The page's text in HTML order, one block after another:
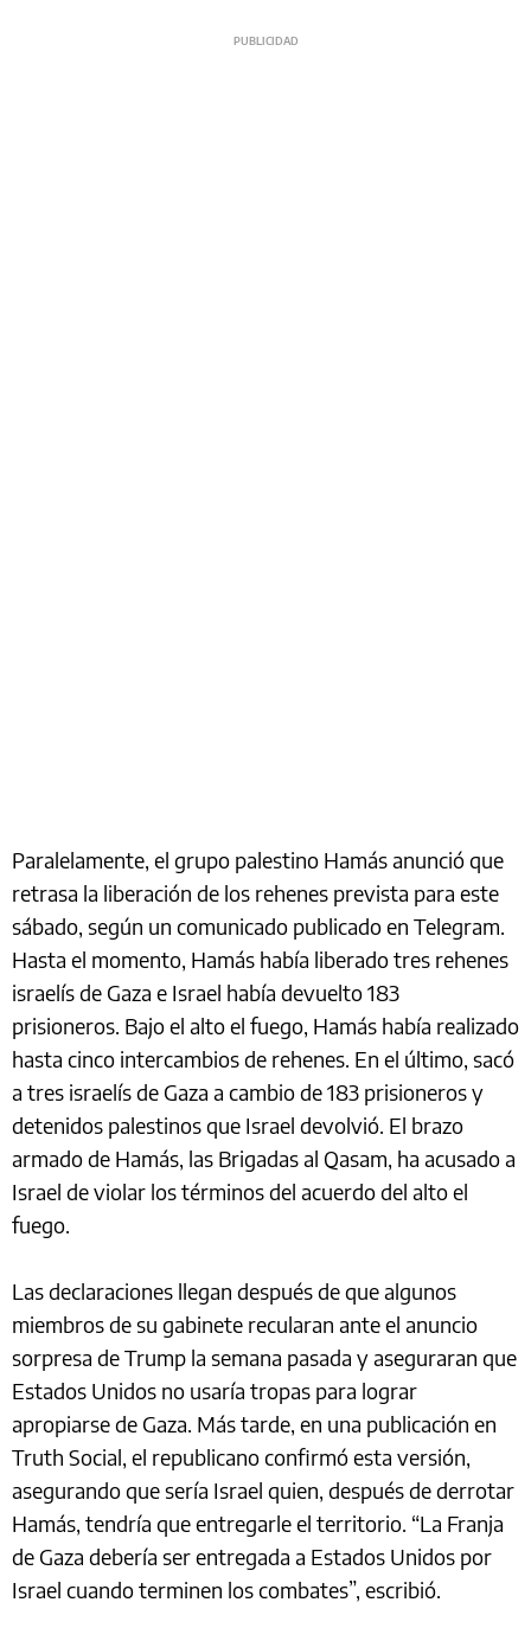
Paralelamente, el grupo palestino Hamás anunció que
retrasa la liberación de los rehenes prevista para este
sábado, según un comunicado publicado en Telegram.
Hasta el momento, Hamás había liberado tres rehenes
israelís de Gaza e Israel había devuelto 183
prisioneros. Bajo el alto el fuego, Hamás había realizado
hasta cinco intercambios de rehenes. En el último, sacó
a tres israelís de Gaza a cambio de 183 prisioneros y
detenidos palestinos que Israel devolvió. El brazo
armado de Hamás, las Brigadas al Qasam, ha acusado a
Israel de violar los términos del acuerdo del alto el
fuego.
Las declaraciones llegan después de que algunos
miembros de su gabinete recularan ante el anuncio
sorpresa de Trump la semana pasada y aseguraran que
Estados Unidos no usaría tropas para lograr
apropiarse de Gaza. Más tarde, en una publicación en
Truth Social, el republicano confirmó esta versión,
asegurando que sería Israel quien, después de derrotar
Hamás, tendría que entregarle el territorio. “La Franja
de Gaza debería ser entregada a Estados Unidos por
Israel cuando terminen los combates”, escribió.